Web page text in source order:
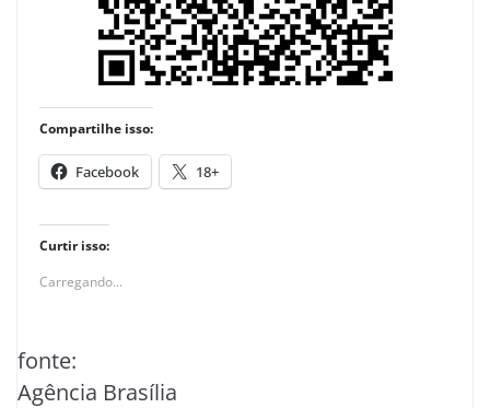
Compartilhe isso:
Facebook 18+
Curtir isso:
Carregando...
fonte:
Agência Brasília